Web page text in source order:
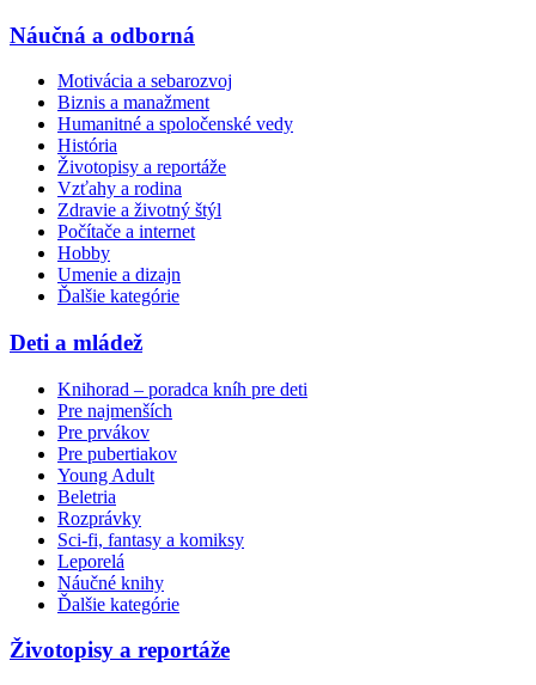
Náučná a odborná
Motivácia a sebarozvoj
Biznis a manažment
Humanitné a spoločenské vedy
História
Životopisy a reportáže
Vzťahy a rodina
Zdravie a životný štýl
Počítače a internet
Hobby
Umenie a dizajn
Ďalšie kategórie
Deti a mládež
Knihorad – poradca kníh pre deti
Pre najmenších
Pre prvákov
Pre pubertiakov
Young Adult
Beletria
Rozprávky
Sci-fi, fantasy a komiksy
Leporelá
Náučné knihy
Ďalšie kategórie
Životopisy a reportáže